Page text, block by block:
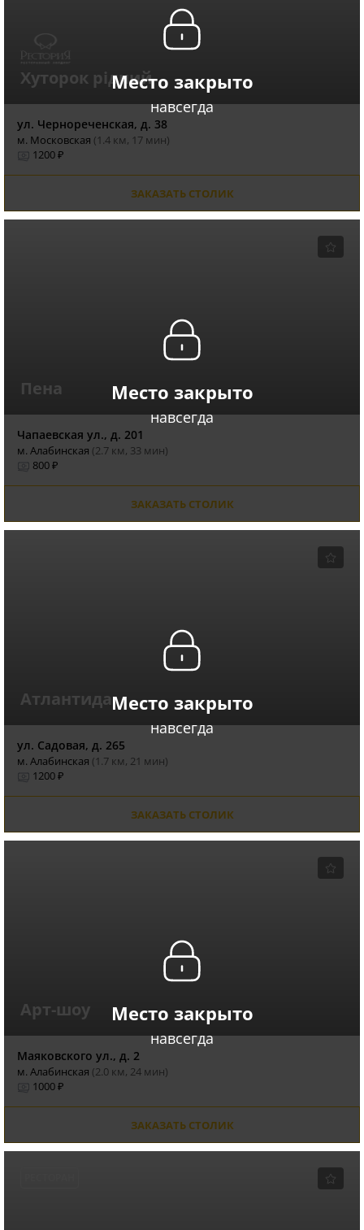
Место закрыто
навсегда
Хуторок рiдний
ул. Чернореченская, д. 38
м. Московская (1.4 км, 17 мин)
1200 ₽
ЗАКАЗАТЬ СТОЛИК
Место закрыто
навсегда
Пена
Чапаевская ул., д. 201
м. Алабинская (2.7 км, 33 мин)
800 ₽
ЗАКАЗАТЬ СТОЛИК
Место закрыто
навсегда
Атлантида
ул. Садовая, д. 265
м. Алабинская (1.7 км, 21 мин)
1200 ₽
ЗАКАЗАТЬ СТОЛИК
Место закрыто
навсегда
Арт-шоу
Маяковского ул., д. 2
м. Алабинская (2.0 км, 24 мин)
1000 ₽
ЗАКАЗАТЬ СТОЛИК